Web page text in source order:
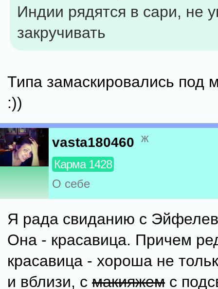
Индии рядятся в сари, не
закручивать
Типа замаскировались под
:))
vasta180460 ж
Карма 1428
О себе
Я рада свиданию с
Она - красавица. Причем
красавица - хороша не
и вблизи, с макияжем с